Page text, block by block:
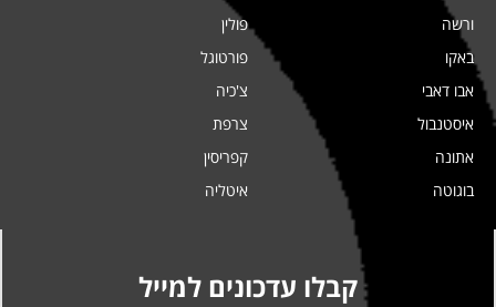
ורשה
באקו
אבו דאבי
איסטנבול
אתונה
בוגוטה
פולין
פורטוגל
צ'כיה
צרפת
קפריסין
איטליה
קבלו עדכונים למייל